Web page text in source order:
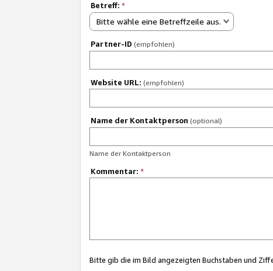
Betreff: *
Bitte wähle eine Betreffzeile aus.
Partner-ID (empfohlen)
Website URL: (empfohlen)
Name der Kontaktperson (optional)
Name der Kontaktperson
Kommentar: *
Bitte gib die im Bild angezeigten Buchstaben und